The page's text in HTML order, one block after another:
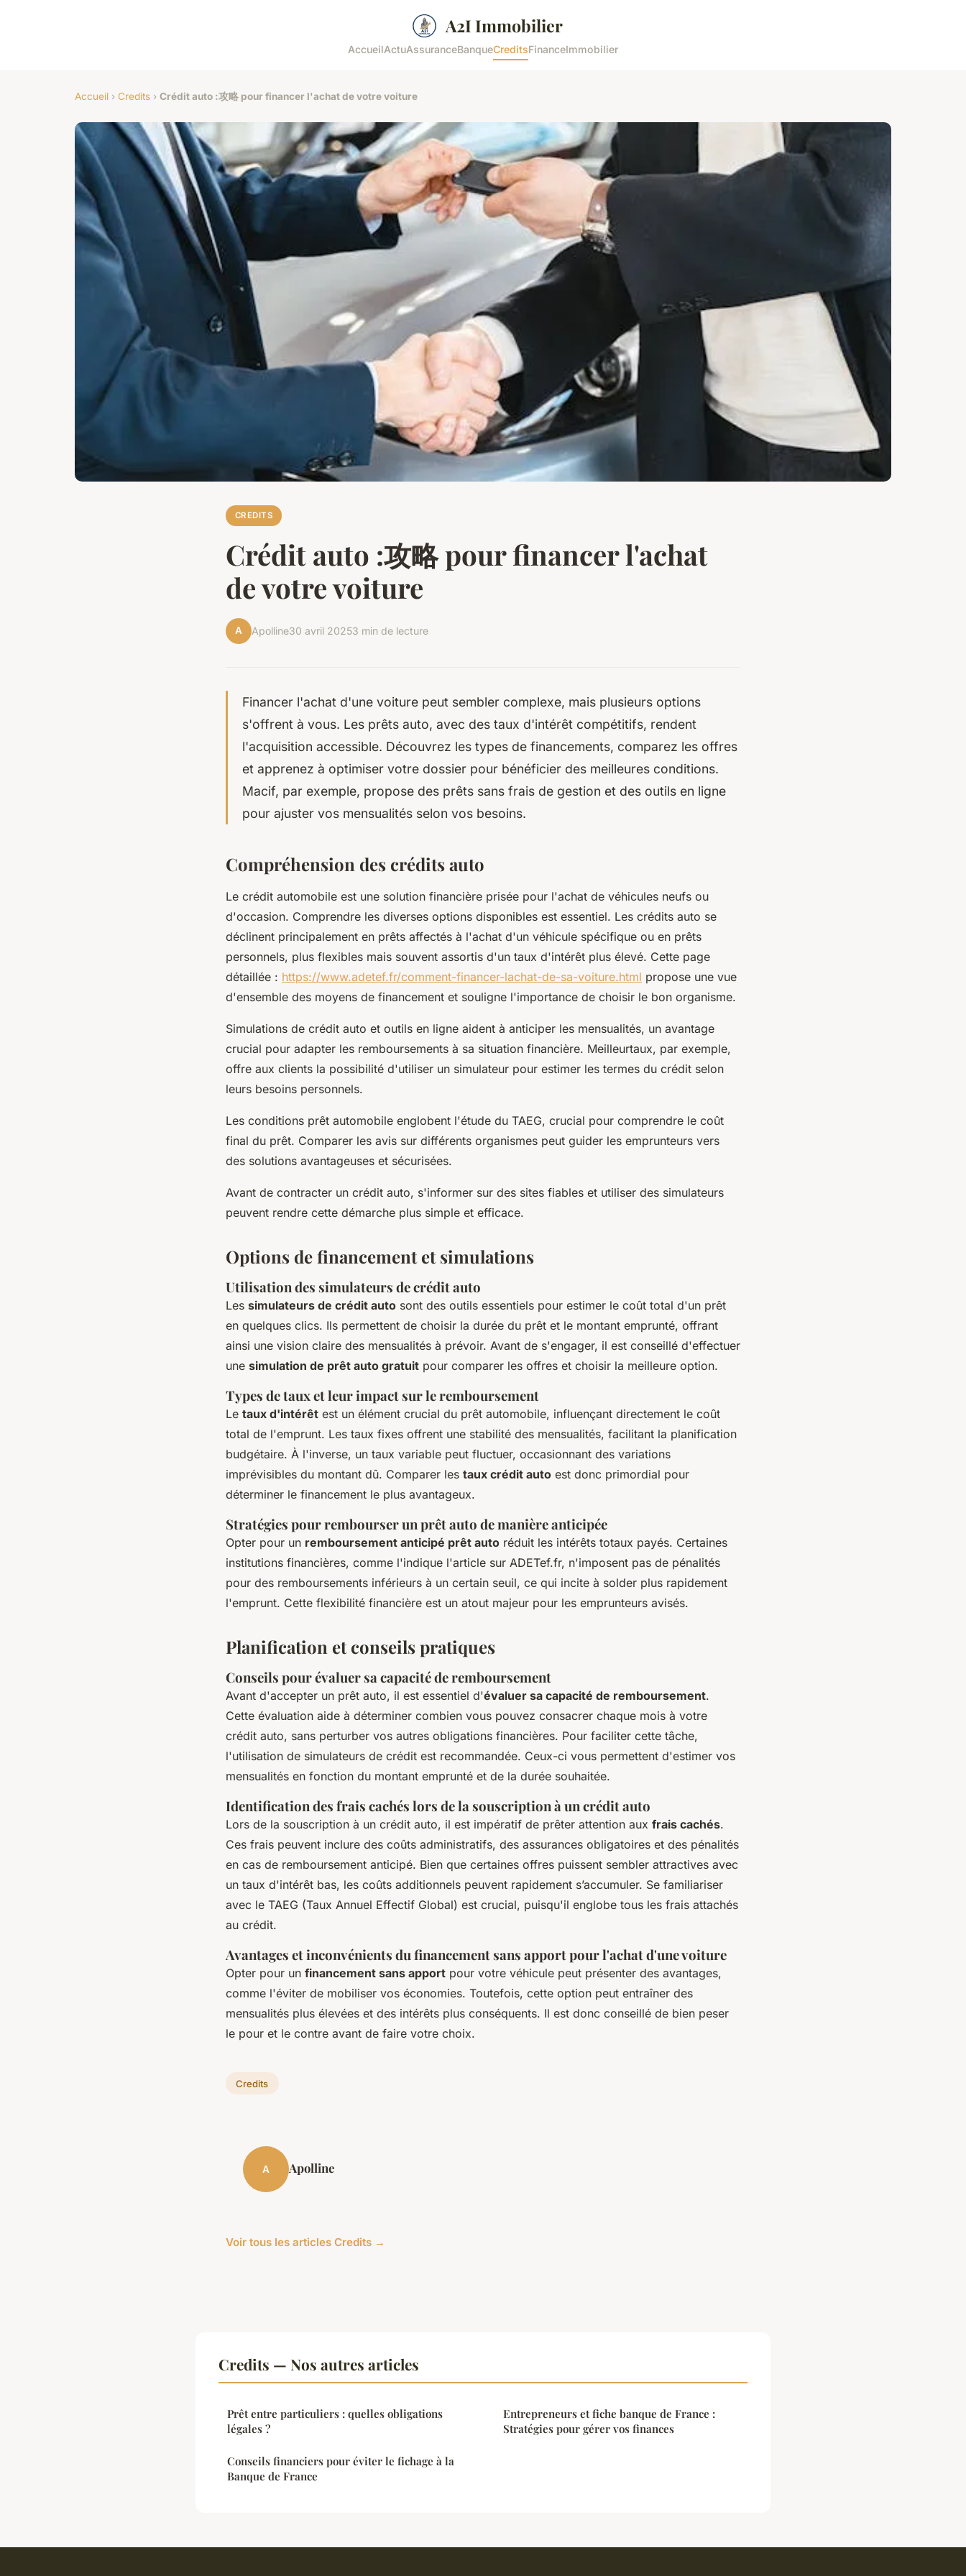
A2I Immobilier
AccueilActuAssuranceBanqueCreditsFinanceImmobilier
Accueil › Credits › Crédit auto :攻略 pour financer l'achat de votre voiture
CREDITS
Crédit auto :攻略 pour financer l'achat
de votre voiture
A Apolline30 avril 20253 min de lecture
Financer l'achat d'une voiture peut sembler complexe, mais plusieurs options
s'offrent à vous. Les prêts auto, avec des taux d'intérêt compétitifs, rendent
l'acquisition accessible. Découvrez les types de financements, comparez les offres
et apprenez à optimiser votre dossier pour bénéficier des meilleures conditions.
Macif, par exemple, propose des prêts sans frais de gestion et des outils en ligne
pour ajuster vos mensualités selon vos besoins.
Compréhension des crédits auto
Le crédit automobile est une solution financière prisée pour l'achat de véhicules neufs ou
d'occasion. Comprendre les diverses options disponibles est essentiel. Les crédits auto se
déclinent principalement en prêts affectés à l'achat d'un véhicule spécifique ou en prêts
personnels, plus flexibles mais souvent assortis d'un taux d'intérêt plus élevé. Cette page
détaillée : https://www.adetef.fr/comment-financer-lachat-de-sa-voiture.html propose une vue
d'ensemble des moyens de financement et souligne l'importance de choisir le bon organisme.
Simulations de crédit auto et outils en ligne aident à anticiper les mensualités, un avantage
crucial pour adapter les remboursements à sa situation financière. Meilleurtaux, par exemple,
offre aux clients la possibilité d'utiliser un simulateur pour estimer les termes du crédit selon
leurs besoins personnels.
Les conditions prêt automobile englobent l'étude du TAEG, crucial pour comprendre le coût
final du prêt. Comparer les avis sur différents organismes peut guider les emprunteurs vers
des solutions avantageuses et sécurisées.
Avant de contracter un crédit auto, s'informer sur des sites fiables et utiliser des simulateurs
peuvent rendre cette démarche plus simple et efficace.
Options de financement et simulations
Utilisation des simulateurs de crédit auto
Les simulateurs de crédit auto sont des outils essentiels pour estimer le coût total d'un prêt
en quelques clics. Ils permettent de choisir la durée du prêt et le montant emprunté, offrant
ainsi une vision claire des mensualités à prévoir. Avant de s'engager, il est conseillé d'effectuer
une simulation de prêt auto gratuit pour comparer les offres et choisir la meilleure option.
Types de taux et leur impact sur le remboursement
Le taux d'intérêt est un élément crucial du prêt automobile, influençant directement le coût
total de l'emprunt. Les taux fixes offrent une stabilité des mensualités, facilitant la planification
budgétaire. À l'inverse, un taux variable peut fluctuer, occasionnant des variations
imprévisibles du montant dû. Comparer les taux crédit auto est donc primordial pour
déterminer le financement le plus avantageux.
Stratégies pour rembourser un prêt auto de manière anticipée
Opter pour un remboursement anticipé prêt auto réduit les intérêts totaux payés. Certaines
institutions financières, comme l'indique l'article sur ADETef.fr, n'imposent pas de pénalités
pour des remboursements inférieurs à un certain seuil, ce qui incite à solder plus rapidement
l'emprunt. Cette flexibilité financière est un atout majeur pour les emprunteurs avisés.
Planification et conseils pratiques
Conseils pour évaluer sa capacité de remboursement
Avant d'accepter un prêt auto, il est essentiel d'évaluer sa capacité de remboursement.
Cette évaluation aide à déterminer combien vous pouvez consacrer chaque mois à votre
crédit auto, sans perturber vos autres obligations financières. Pour faciliter cette tâche,
l'utilisation de simulateurs de crédit est recommandée. Ceux-ci vous permettent d'estimer vos
mensualités en fonction du montant emprunté et de la durée souhaitée.
Identification des frais cachés lors de la souscription à un crédit auto
Lors de la souscription à un crédit auto, il est impératif de prêter attention aux frais cachés.
Ces frais peuvent inclure des coûts administratifs, des assurances obligatoires et des pénalités
en cas de remboursement anticipé. Bien que certaines offres puissent sembler attractives avec
un taux d'intérêt bas, les coûts additionnels peuvent rapidement s’accumuler. Se familiariser
avec le TAEG (Taux Annuel Effectif Global) est crucial, puisqu'il englobe tous les frais attachés
au crédit.
Avantages et inconvénients du financement sans apport pour l'achat d'une voiture
Opter pour un financement sans apport pour votre véhicule peut présenter des avantages,
comme l'éviter de mobiliser vos économies. Toutefois, cette option peut entraîner des
mensualités plus élevées et des intérêts plus conséquents. Il est donc conseillé de bien peser
le pour et le contre avant de faire votre choix.
Credits
A Apolline
Voir tous les articles Credits →
Credits — Nos autres articles
Prêt entre particuliers : quelles obligations
légales ?
Conseils financiers pour éviter le fichage à la
Banque de France
Entrepreneurs et fiche banque de France :
Stratégies pour gérer vos finances